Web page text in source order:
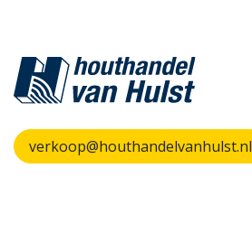
verkoop@houthandelvanhulst.nl